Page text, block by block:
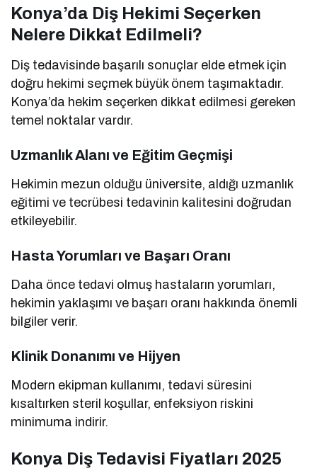
Konya’da Diş Hekimi Seçerken
Nelere Dikkat Edilmeli?
Diş tedavisinde başarılı sonuçlar elde etmek için
doğru hekimi seçmek büyük önem taşımaktadır.
Konya’da hekim seçerken dikkat edilmesi gereken
temel noktalar vardır.
Uzmanlık Alanı ve Eğitim Geçmişi
Hekimin mezun olduğu üniversite, aldığı uzmanlık
eğitimi ve tecrübesi tedavinin kalitesini doğrudan
etkileyebilir.
Hasta Yorumları ve Başarı Oranı
Daha önce tedavi olmuş hastaların yorumları,
hekimin yaklaşımı ve başarı oranı hakkında önemli
bilgiler verir.
Klinik Donanımı ve Hijyen
Modern ekipman kullanımı, tedavi süresini
kısaltırken steril koşullar, enfeksiyon riskini
minimuma indirir.
Konya Diş Tedavisi Fiyatları 2025